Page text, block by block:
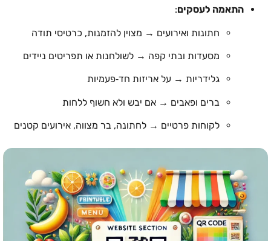
התאמה לעסקים:
חתונות ואירועים → מצוין להזמנות, כרטיסי תודה
מסעדות ובתי קפה → לשולחנות או תפריטים ניידים
גלידריות → על אריזות חד‑פעמיות
ברים ופאבים → אם יבש ולא חשוף ללחות
לקוחות פרטיים → לחתונה, בר מצווה, אירועים קטנים